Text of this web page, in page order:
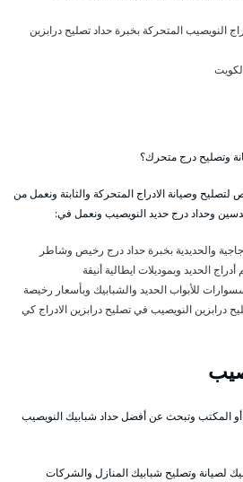
النويصيب المتحركة بخبرة حداد تصليح درابزين
وتصليح درج متحرك؟
وصيانة الادراج المتحركة والثابتة ونعمل من
وحداد درج حديد النويصيب ونعمل في:
والحديدية بخبرة حداد درج رخيص وشاطر
الحديد وبموديلات ايطالية أنيقة
للأبواب الحديد والشبابيك وبأسعار رخيصة
درابزين النويصيب في تصليح درابزين الادراج كي
المكتب وتبحث عن أفضل حداد شبابيك النويصيب
لصيانة وتصليح شبابيك المنازل والشركات